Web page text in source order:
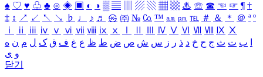
♠ ♡ ♥ ♧ ♣ ⊙ ◈ ▣ ◐ ◑ ▒ ▤ ▨ ▧ ▦ ▩ ♨ ☏ ☎ ☜ ☞ ¶ †
‡ ↕ ↗ ↙ ↖ ↘ ♭ ♩ ♪ ♬ ㉿ ㈜ № ㏇ ™ ㏂ ㏘ ℡ ＃ ＆ ＊ ＠ ª º
ⅰ
ⅱ ⅲ ⅳ ⅴ ⅵ ⅶ ⅷ ⅸ ⅹ Ⅳ Ⅴ Ⅵ Ⅶ Ⅷ Ⅸ Ⅹ
ب ت ث ج ح خ د ذ ر ز س ش ص ض ط ظ ع غ ف ق ک ل م ن ه
و ی
닫기